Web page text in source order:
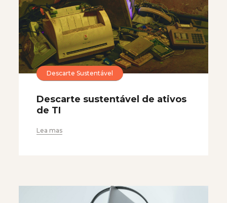
Descarte Sustentável
Descarte sustentável de ativos
de TI
Lea mas